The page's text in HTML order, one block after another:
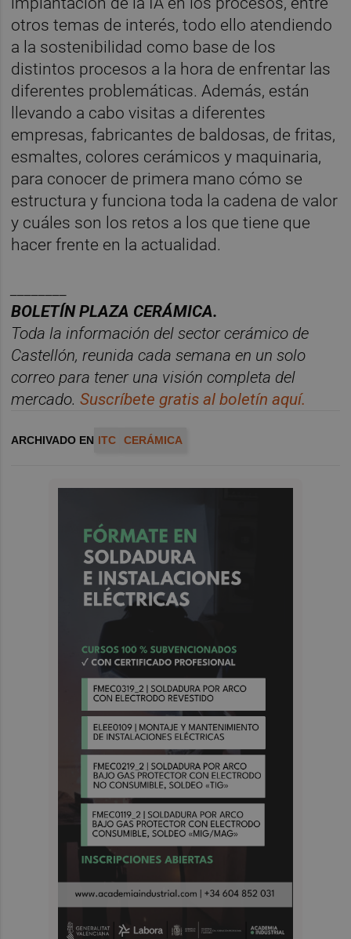
otros temas de interés, todo ello atendiendo
a la sostenibilidad como base de los
distintos procesos a la hora de enfrentar las
diferentes problemáticas. Además, están
llevando a cabo visitas a diferentes
empresas, fabricantes de baldosas, de fritas,
esmaltes, colores cerámicos y maquinaria,
para conocer de primera mano cómo se
estructura y funciona toda la cadena de valor
y cuáles son los retos a los que tiene que
hacer frente en la actualidad.
BOLETÍN PLAZA CERÁMICA.
Toda la información del sectorcerámico de
Castellón, reunida cada semana en un solo
correo para tener una visión completa del
mercado. Suscríbete gratis alboletín aquí.
ARCHIVADO EN ITC CERÁMICA